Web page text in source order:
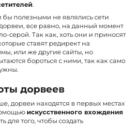
.
полезными не являлись сети
все равно, на данный момент
серой. Так как, хоть они и приносят
ставят редирект на
или же другие сайты, но
бороться с ними, так как само
дорвеев
дорвеи находятся в первых местах
искусственного вхождения
для того, чтобы создать